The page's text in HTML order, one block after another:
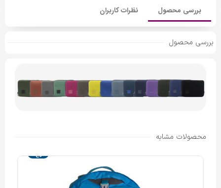
بررسی محصول نظرات کاربران
بررسی محصول
محصولات مشابه
حراج